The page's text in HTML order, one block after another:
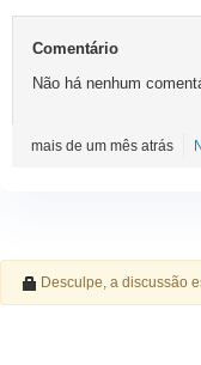
Comentário
Não há nenhum
mais de um mês atrás
Desculpe, a discussão